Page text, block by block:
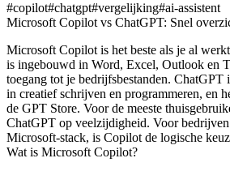
#copilot#chatgpt#vergelijking#ai-assistent
Microsoft Copilot vs ChatGPT: Snel
Microsoft Copilot is het beste als je al
is ingebouwd in Word, Excel, Outlook en
toegang tot je bedrijfsbestanden. ChatGPT
in creatief schrijven en programmeren, en
de GPT Store. Voor de meeste
ChatGPT op veelzijdigheid. Voor
Microsoft-stack, is Copilot de logische
Wat is Microsoft Copilot?